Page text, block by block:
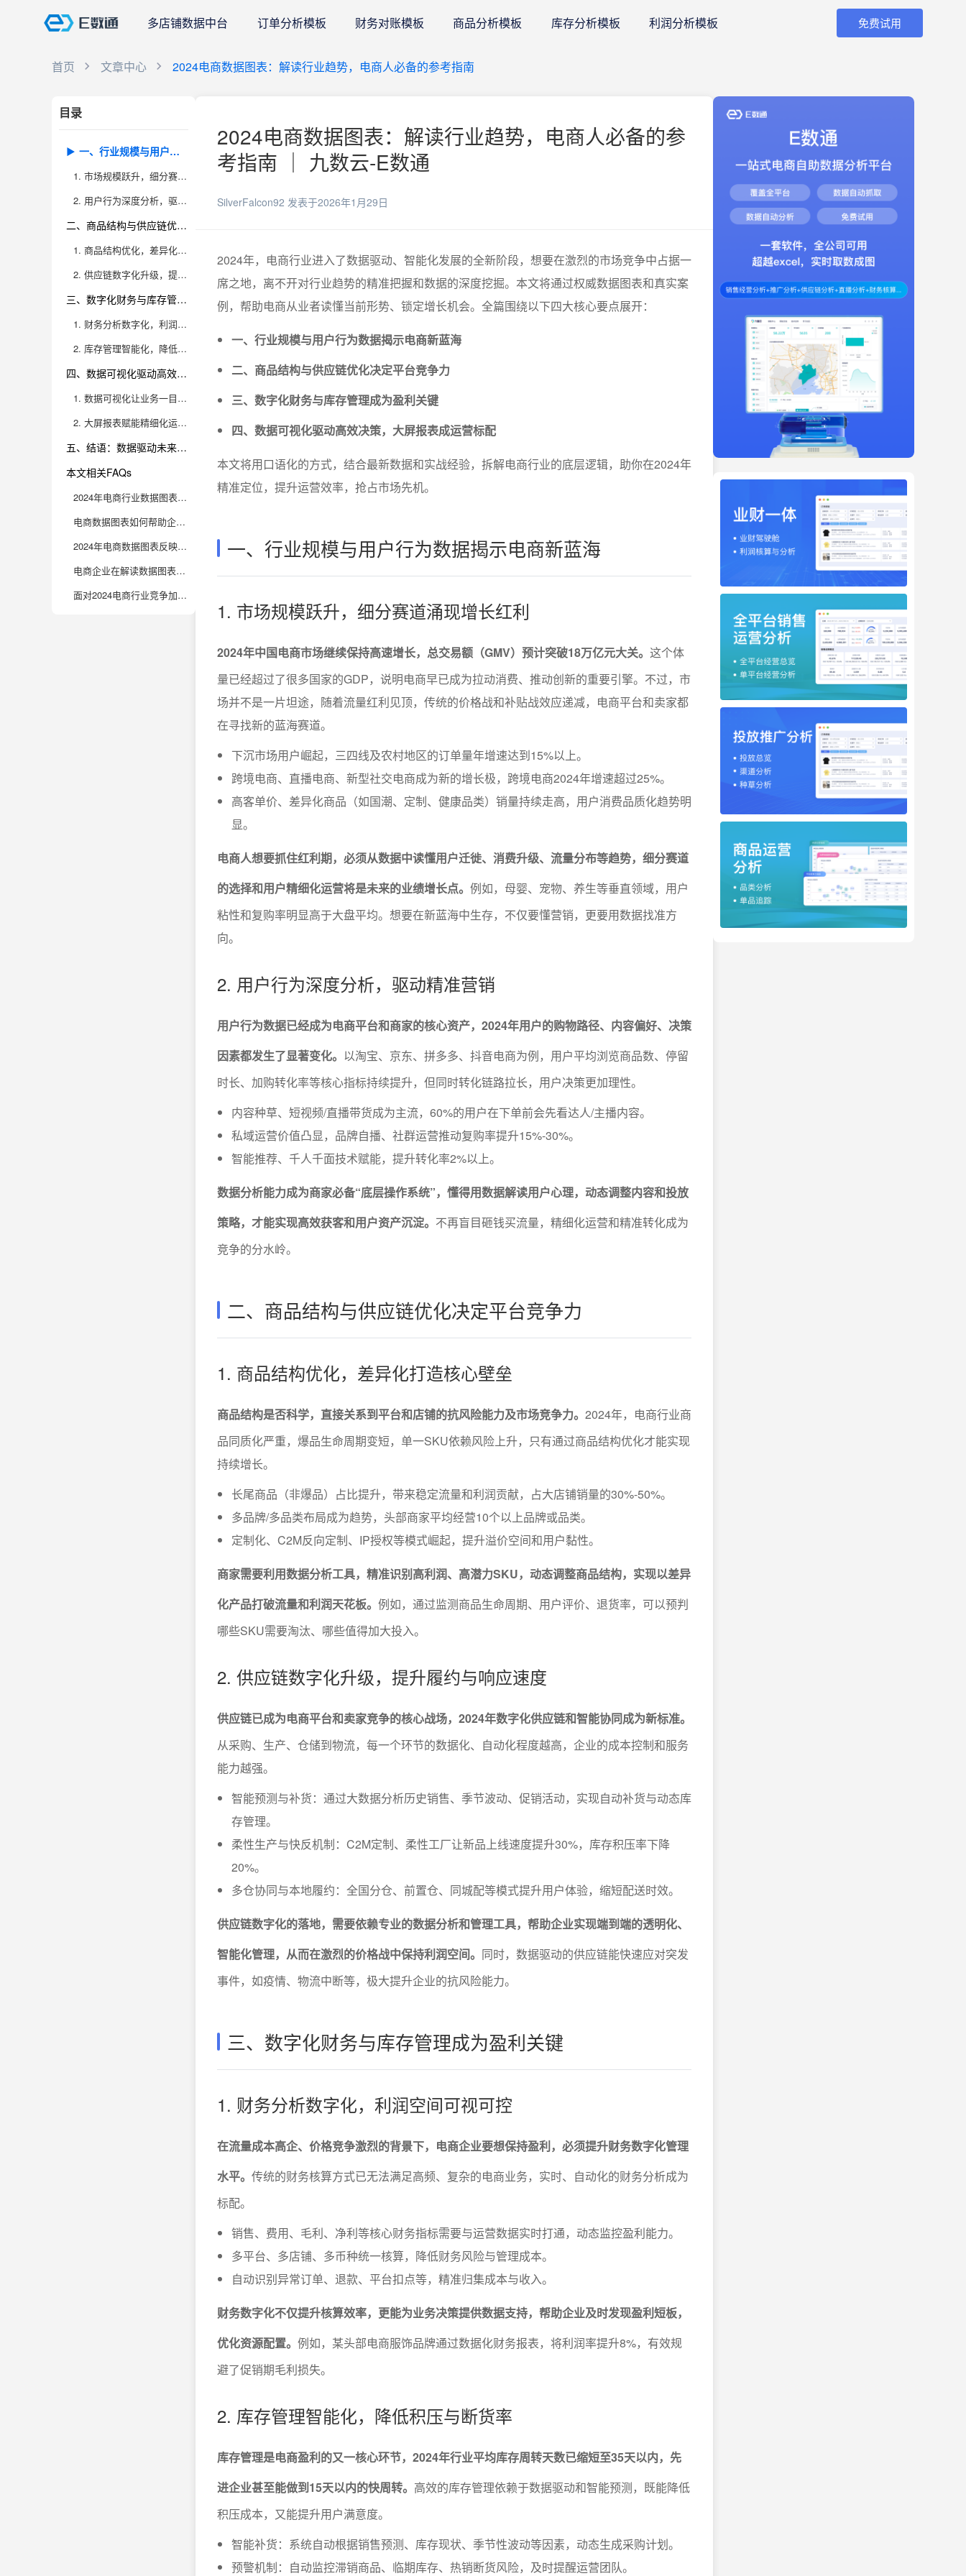
多店铺数据中台 订单分析模板 财务对账模板 商品分析模板 库存分析模板 利润分析模板 免费试用
首页 文章中心 2024电商数据图表：解读行业趋势，电商人必备的参考指南
目录
一、行业规模与用户行为数据揭示电商新蓝海
1. 市场规模跃升，细分赛道涌现增长红利
2. 用户行为深度分析，驱动精准营销
二、商品结构与供应链优化决定平台竞争力
1. 商品结构优化，差异化打造核心壁垒
2. 供应链数字化升级，提升履约与响应速度
三、数字化财务与库存管理成为盈利关键
1. 财务分析数字化，利润空间可视可控
2. 库存管理智能化，降低积压与断货率
四、数据可视化驱动高效决策，大屏报表成运营标配
1. 数据可视化让业务一目了然，决策效率倍增
2. 大屏报表赋能精细化运营，驱动全员数据意识
五、结语：数据驱动未来，九数云BI助力电商持续成长
本文相关FAQs
2024年电商行业数据图表显示哪些核心趋势？电商人有哪些必须关注的要点？
电商数据图表如何帮助企业制定更精准的运营决策？有哪些实用方法能快速提升数据分析能力？
2024年电商数据图表反映出用户消费行为有哪些新变化？企业该如何应对？
电商企业在解读数据图表时，容易踩哪些坑？如何避免分析误区，实现有效增长？
面对2024电商行业竞争加剧，企业如何通过数据图表优化运营、提升市场份额？
2024电商数据图表：解读行业趋势，电商人必备的参
考指南 ｜ 九数云-E数通
SilverFalcon92 发表于2026年1月29日
2024年，电商行业进入了数据驱动、智能化发展的全新阶段，想要在激烈的市场竞争中占据一
席之地，离不开对行业趋势的精准把握和数据的深度挖掘。本文将通过权威数据图表和真实案
例，帮助电商从业者读懂当前形势、锁定增长机会。全篇围绕以下四大核心要点展开：
一、行业规模与用户行为数据揭示电商新蓝海
二、商品结构与供应链优化决定平台竞争力
三、数字化财务与库存管理成为盈利关键
四、数据可视化驱动高效决策，大屏报表成运营标配
本文将用口语化的方式，结合最新数据和实战经验，拆解电商行业的底层逻辑，助你在2024年
精准定位，提升运营效率，抢占市场先机。
一、行业规模与用户行为数据揭示电商新蓝海
1. 市场规模跃升，细分赛道涌现增长红利
2024年中国电商市场继续保持高速增长，总交易额（GMV）预计突破18万亿元大关。 这个体
量已经超过了很多国家的GDP，说明电商早已成为拉动消费、推动创新的重要引擎。不过，市
场并不是一片坦途，随着流量红利见顶，传统的价格战和补贴战效应递减，电商平台和卖家都
在寻找新的蓝海赛道。
下沉市场用户崛起，三四线及农村地区的订单量年增速达到15%以上。
跨境电商、直播电商、新型社交电商成为新的增长极，跨境电商2024年增速超过25%。
高客单价、差异化商品（如国潮、定制、健康品类）销量持续走高，用户消费品质化趋势明
显。
电商人想要抓住红利期，必须从数据中读懂用户迁徙、消费升级、流量分布等趋势，细分赛道
的选择和用户精细化运营将是未来的业绩增长点。 例如，母婴、宠物、养生等垂直领域，用户
粘性和复购率明显高于大盘平均。想要在新蓝海中生存，不仅要懂营销，更要用数据找准方
向。
2. 用户行为深度分析，驱动精准营销
用户行为数据已经成为电商平台和商家的核心资产，2024年用户的购物路径、内容偏好、决策
因素都发生了显著变化。 以淘宝、京东、拼多多、抖音电商为例，用户平均浏览商品数、停留
时长、加购转化率等核心指标持续提升，但同时转化链路拉长，用户决策更加理性。
内容种草、短视频/直播带货成为主流，60%的用户在下单前会先看达人/主播内容。
私域运营价值凸显，品牌自播、社群运营推动复购率提升15%-30%。
智能推荐、千人千面技术赋能，提升转化率2%以上。
数据分析能力成为商家必备“底层操作系统”，懂得用数据解读用户心理，动态调整内容和投放
策略，才能实现高效获客和用户资产沉淀。 不再盲目砸钱买流量，精细化运营和精准转化成为
竞争的分水岭。
二、商品结构与供应链优化决定平台竞争力
1. 商品结构优化，差异化打造核心壁垒
商品结构是否科学，直接关系到平台和店铺的抗风险能力及市场竞争力。 2024年，电商行业商
品同质化严重，爆品生命周期变短，单一SKU依赖风险上升，只有通过商品结构优化才能实现
持续增长。
长尾商品（非爆品）占比提升，带来稳定流量和利润贡献，占大店铺销量的30%-50%。
多品牌/多品类布局成为趋势，头部商家平均经营10个以上品牌或品类。
定制化、C2M反向定制、IP授权等模式崛起，提升溢价空间和用户黏性。
商家需要利用数据分析工具，精准识别高利润、高潜力SKU，动态调整商品结构，实现以差异
化产品打破流量和利润天花板。 例如，通过监测商品生命周期、用户评价、退货率，可以预判
哪些SKU需要淘汰、哪些值得加大投入。
2. 供应链数字化升级，提升履约与响应速度
供应链已成为电商平台和卖家竞争的核心战场，2024年数字化供应链和智能协同成为新标准。
从采购、生产、仓储到物流，每一个环节的数据化、自动化程度越高，企业的成本控制和服务
能力越强。
智能预测与补货：通过大数据分析历史销售、季节波动、促销活动，实现自动补货与动态库
存管理。
柔性生产与快反机制：C2M定制、柔性工厂让新品上线速度提升30%，库存积压率下降
20%。
多仓协同与本地履约：全国分仓、前置仓、同城配等模式提升用户体验，缩短配送时效。
供应链数字化的落地，需要依赖专业的数据分析和管理工具，帮助企业实现端到端的透明化、
智能化管理，从而在激烈的价格战中保持利润空间。 同时，数据驱动的供应链能快速应对突发
事件，如疫情、物流中断等，极大提升企业的抗风险能力。
三、数字化财务与库存管理成为盈利关键
1. 财务分析数字化，利润空间可视可控
在流量成本高企、价格竞争激烈的背景下，电商企业要想保持盈利，必须提升财务数字化管理
水平。 传统的财务核算方式已无法满足高频、复杂的电商业务，实时、自动化的财务分析成为
标配。
销售、费用、毛利、净利等核心财务指标需要与运营数据实时打通，动态监控盈利能力。
多平台、多店铺、多币种统一核算，降低财务风险与管理成本。
自动识别异常订单、退款、平台扣点等，精准归集成本与收入。
财务数字化不仅提升核算效率，更能为业务决策提供数据支持，帮助企业及时发现盈利短板，
优化资源配置。 例如，某头部电商服饰品牌通过数据化财务报表，将利润率提升8%，有效规
避了促销期毛利损失。
2. 库存管理智能化，降低积压与断货率
库存管理是电商盈利的又一核心环节，2024年行业平均库存周转天数已缩短至35天以内，先
进企业甚至能做到15天以内的快周转。 高效的库存管理依赖于数据驱动和智能预测，既能降低
积压成本，又能提升用户满意度。
智能补货：系统自动根据销售预测、库存现状、季节性波动等因素，动态生成采购计划。
预警机制：自动监控滞销商品、临期库存、热销断货风险，及时提醒运营团队。